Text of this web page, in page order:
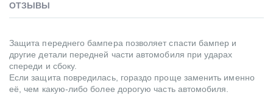
ОТЗЫВЫ
Защита переднего бампера позволяет спасти бампер и
другие детали передней части автомобиля при ударах
спереди и сбоку.
Если защита повредилась, гораздо проще заменить именно
её, чем какую-либо более дорогую часть автомобиля.